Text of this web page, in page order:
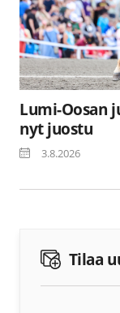
Lumi-Oosan
nyt juostu
3.8.2026
Tilaa